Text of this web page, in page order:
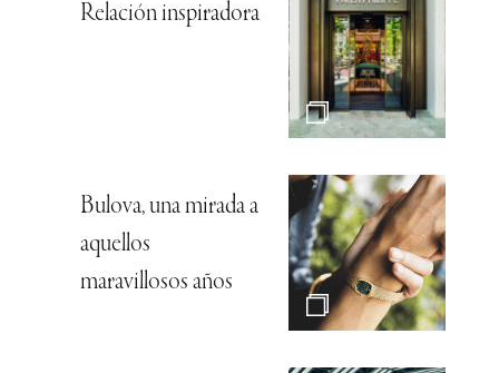
Relación inspiradora
Bulova, una mirada a
aquellos
maravillosos años